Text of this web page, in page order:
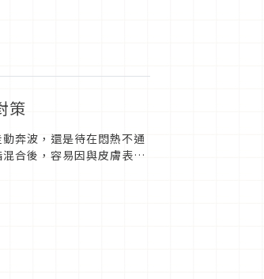
策
奔波，還是待在悶熱不通
合後，容易因與皮膚表面